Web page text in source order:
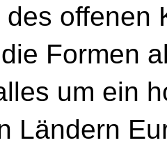
offenen
Formen
um ein
Ländern